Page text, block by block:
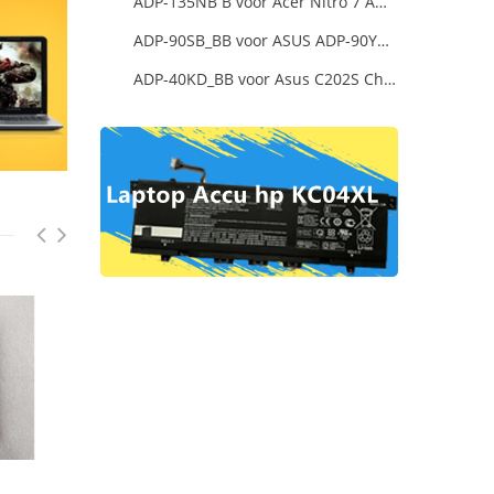
ADP-90SB_BB voor ASUS ADP-90YD_B 90W
ADP-40KD_BB voor Asus C202S Chromebook